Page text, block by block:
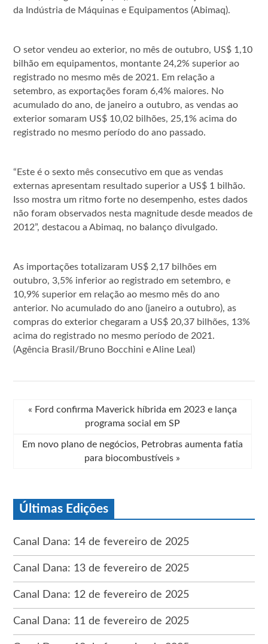
da Indústria de Máquinas e Equipamentos (Abimaq).
O setor vendeu ao exterior, no mês de outubro, US$ 1,10
bilhão em equipamentos, montante 24,2% superior ao
registrado no mesmo mês de 2021. Em relação a
setembro, as exportações foram 6,4% maiores. No
acumulado do ano, de janeiro a outubro, as vendas ao
exterior somaram US$ 10,02 bilhões, 25,1% acima do
registrado no mesmo período do ano passado.
“Este é o sexto mês consecutivo em que as vendas
externas apresentam resultado superior a US$ 1 bilhão.
Isso mostra um ritmo forte no desempenho, estes dados
não foram observados nesta magnitude desde meados de
2012”, destacou a Abimaq, no balanço divulgado.
As importações totalizaram US$ 2,17 bilhões em
outubro, 3,5% inferior ao registrado em setembro, e
10,9% superior em relação ao mesmo mês do ano
anterior. No acumulado do ano (janeiro a outubro), as
compras do exterior chegaram a US$ 20,37 bilhões, 13%
acima do registrado no mesmo período de 2021.
(Agência Brasil/Bruno Bocchini e Aline Leal)
« Ford confirma Maverick híbrida em 2023 e lança
programa social em SP
Em novo plano de negócios, Petrobras aumenta fatia
para biocombustíveis »
Últimas Edições
Canal Dana: 14 de fevereiro de 2025
Canal Dana: 13 de fevereiro de 2025
Canal Dana: 12 de fevereiro de 2025
Canal Dana: 11 de fevereiro de 2025